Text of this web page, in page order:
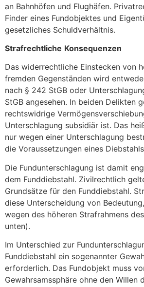
an Bahnhöfen und Flughäfen.
Finder eines Fundobjektes und
gesetzliches Schuldverhältnis.
Strafrechtliche Konsequenzen
Das widerrechtliche Einstecken von
fremden Gegenständen wird
nach § 242 StGB oder
StGB angesehen. In beiden Delikten
rechtswidrige
Unterschlagung subsidiär ist. Das
nur wegen einer Unterschlagung
die Voraussetzungen eines
Die Fundunterschlagung ist damit
dem Funddiebstahl. Zivilrechtlich
Grundsätze für den Funddiebstahl.
diese Unterscheidung von
wegen des höheren Strafrahmens
unten).
Im Unterschied zur
Funddiebstahl ein sogenannter
erforderlich. Das Fundobjekt muss
Gewahrsamssphäre ohne den Willen